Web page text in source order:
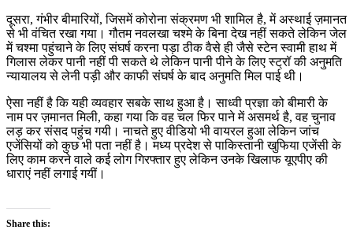
दूसरा, गंभीर बीमारियों, जिसमें कोरोना संक्रमण भी शामिल है, में अस्थाई ज़मानत
से भी वंचित रखा गया। गौतम नवलखा चश्मे के बिना देख नहीं सकते लेकिन जेल
में चश्मा पहुंचाने के लिए संघर्ष करना पड़ा ठीक वैसे ही जैसे स्टेन स्वामी हाथ में
गिलास लेकर पानी नहीं पी सकते थे लेकिन पानी पीने के लिए स्ट्रॉ की अनुमति
न्यायालय से लेनी पड़ी और काफी संघर्ष के बाद अनुमति मिल पाई थी।
ऐसा नहीं है कि यही व्यवहार सबके साथ हुआ है। साध्वी प्रज्ञा को बीमारी के
नाम पर ज़मानत मिली, कहा गया कि वह चल फिर पाने में असमर्थ है, वह चुनाव
लड़ कर संसद पहुंच गयी। नाचते हुए वीडियो भी वायरल हुआ लेकिन जांच
एजेंसियों को कुछ भी पता नहीं है। मध्य प्रदेश से पाकिस्तानी खुफिया एजेंसी के
लिए काम करने वाले कई लोग गिरफ्तार हुए लेकिन उनके खिलाफ यूएपीए की
धाराएं नहीं लगाई गयीं।
Share this: